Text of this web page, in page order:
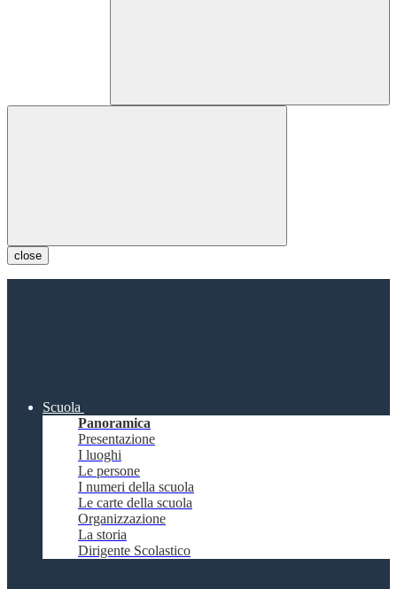
close
Scuola
Panoramica
Presentazione
I luoghi
Le persone
I numeri della scuola
Le carte della scuola
Organizzazione
La storia
Dirigente Scolastico